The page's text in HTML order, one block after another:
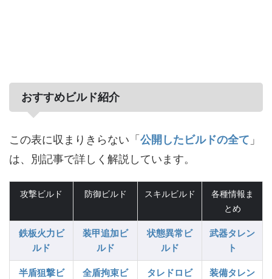
おすすめビルド紹介
この表に収まりきらない「公開したビルドの全て 」
は、別記事で詳しく解説しています。
攻撃ビルド 防御ビルド スキルビルド
各種情報ま
とめ
鉄板火力ビ
ルド
装甲追加ビ
ルド
状態異常ビ
ルド
武器タレン
ト
半盾狙撃ビ
全盾拘束ビ
タレドロビ
装備タレン